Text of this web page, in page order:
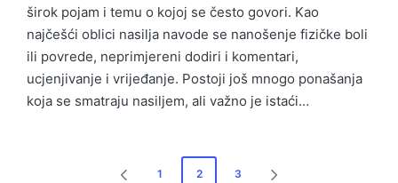
širok pojam i temu o kojoj se često govori. Kao
najčešći oblici nasilja navode se nanošenje fizičke boli
ili povrede, neprimjereni dodiri i komentari,
ucjenjivanje i vrijeđanje. Postoji još mnogo ponašanja
koja se smatraju nasiljem, ali važno je istaći…
1 2 3